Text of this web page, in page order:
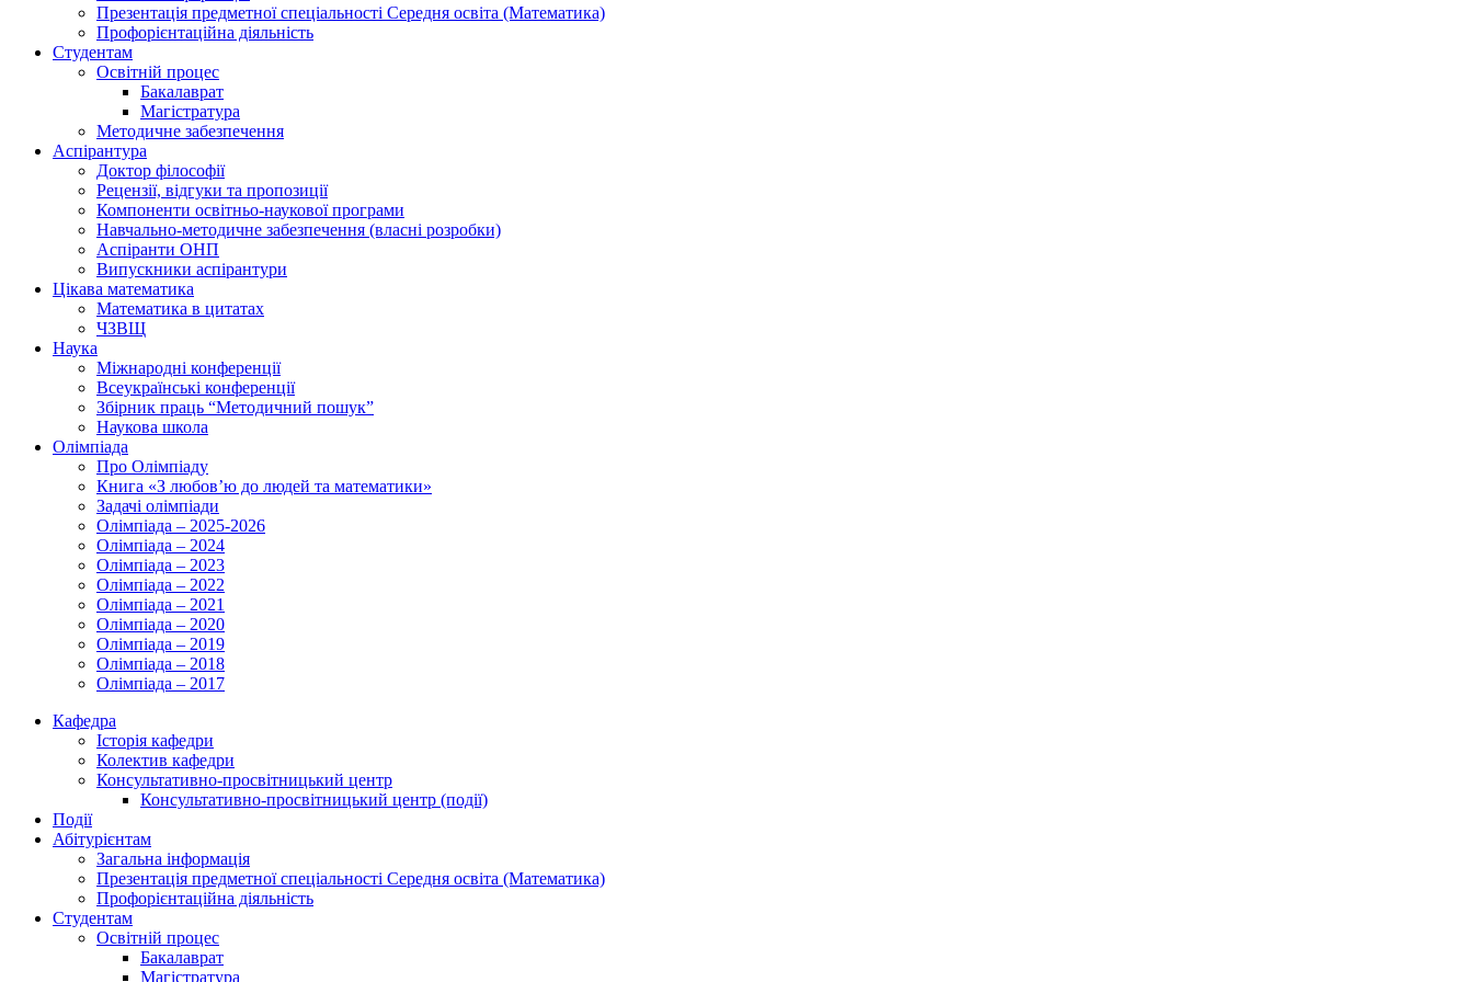
Презентація предметної спеціальності Середня освіта (Математика)
Профорієнтаційна діяльність
Студентам
Освітній процес
Бакалаврат
Магістратура
Методичне забезпечення
Аспірантура
Доктор філософії
Рецензії, відгуки та пропозиції
Компоненти освітньо-наукової програми
Навчально-методичне забезпечення (власні розробки)
Аспіранти ОНП
Випускники аспірантури
Цікава математика
Математика в цитатах
ЧЗВЩ
Наука
Міжнародні конференції
Всеукраїнські конференції
Збірник праць “Методичний пошук”
Наукова школа
Олімпіада
Про Олімпіаду
Книга «З любов’ю до людей та математики»
Задачі олімпіади
Олімпіада – 2025-2026
Олімпіада – 2024
Олімпіада – 2023
Олімпіада – 2022
Олімпіада – 2021
Олімпіада – 2020
Олімпіада – 2019
Олімпіада – 2018
Олімпіада – 2017
Кафедра
Історія кафедри
Колектив кафедри
Консультативно-просвітницький центр
Консультативно-просвітницький центр (події)
Події
Абітурієнтам
Загальна інформація
Презентація предметної спеціальності Середня освіта (Математика)
Профорієнтаційна діяльність
Студентам
Освітній процес
Бакалаврат
Магістратура